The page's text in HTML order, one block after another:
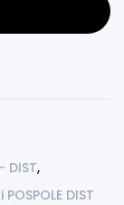
DIST,
DIST